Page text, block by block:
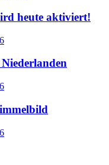
heute aktiviert!